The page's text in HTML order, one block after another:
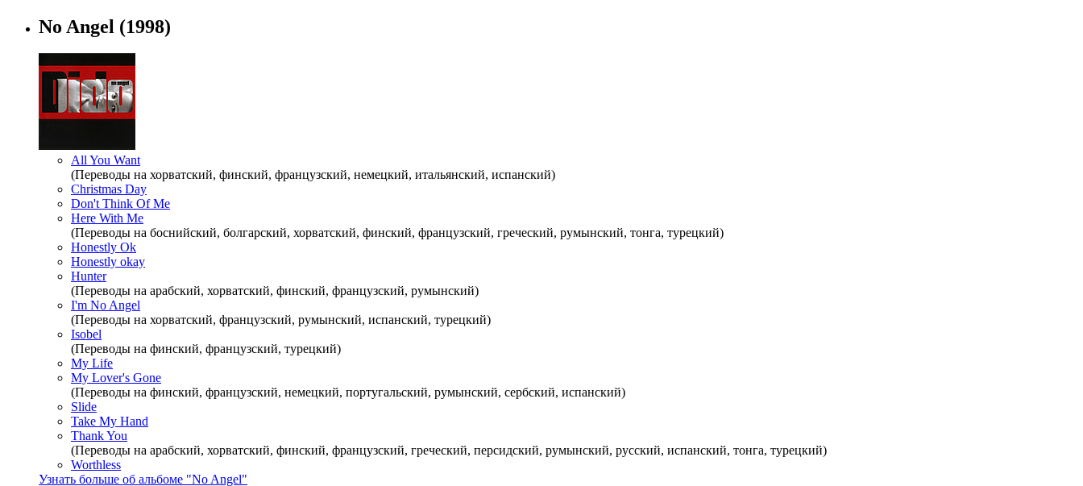
No Angel (1998)
All You Want
(Переводы на хорватский, финский, французский, немецкий, итальянский, испанский)
Christmas Day
Don't Think Of Me
Here With Me
(Переводы на боснийский, болгарский, хорватский, финский, французский, греческий, румынский, тонга, турецкий)
Honestly Ok
Honestly okay
Hunter
(Переводы на арабский, хорватский, финский, французский, румынский)
I'm No Angel
(Переводы на хорватский, французский, румынский, испанский, турецкий)
Isobel
(Переводы на финский, французский, турецкий)
My Life
My Lover's Gone
(Переводы на финский, французский, немецкий, португальский, румынский, сербский, испанский)
Slide
Take My Hand
Thank You
(Переводы на арабский, хорватский, финский, французский, греческий, персидский, румынский, русский, испанский, тонга, турецкий)
Worthless
Узнать больше об альбоме "No Angel"